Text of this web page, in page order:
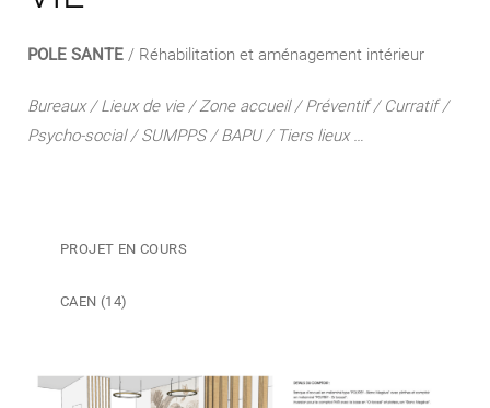
POLE SANTE / Réhabilitation et aménagement intérieur
Bureaux / Lieux de vie / Zone accueil / Préventif / Curratif /
Psycho-social / SUMPPS / BAPU / Tiers lieux …
PROJET EN COURS
CAEN (14)